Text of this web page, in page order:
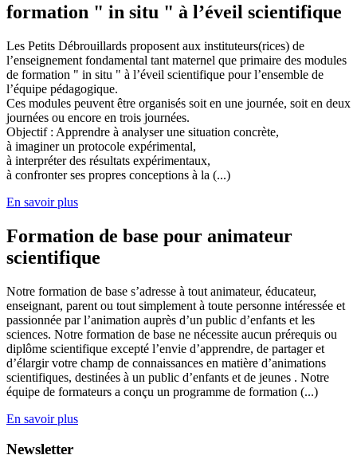
formation " in situ " à l’éveil scientifique
Les Petits Débrouillards proposent aux instituteurs(rices) de
l’enseignement fondamental tant maternel que primaire des modules
de formation " in situ " à l’éveil scientifique pour l’ensemble de
l’équipe pédagogique.
Ces modules peuvent être organisés soit en une journée, soit en deux
journées ou encore en trois journées.
Objectif : Apprendre à analyser une situation concrète,
à imaginer un protocole expérimental,
à interpréter des résultats expérimentaux,
à confronter ses propres conceptions à la (...)
En savoir plus
Formation de base pour animateur
scientifique
Notre formation de base s’adresse à tout animateur, éducateur,
enseignant, parent ou tout simplement à toute personne intéressée et
passionnée par l’animation auprès d’un public d’enfants et les
sciences. Notre formation de base ne nécessite aucun prérequis ou
diplôme scientifique excepté l’envie d’apprendre, de partager et
d’élargir votre champ de connaissances en matière d’animations
scientifiques, destinées à un public d’enfants et de jeunes . Notre
équipe de formateurs a conçu un programme de formation (...)
En savoir plus
Newsletter